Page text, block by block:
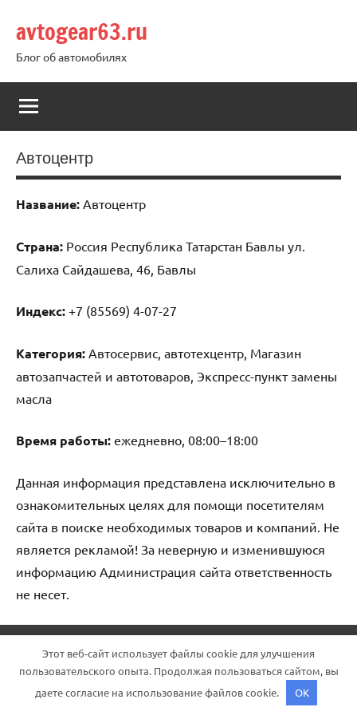
содержимому
avtogear63.ru
Блог об автомобилях
Автоцентр
Название: Автоцентр
Страна: Россия Республика Татарстан Бавлы ул.
Салиха Сайдашева, 46, Бавлы
Индекс: +7 (85569) 4-07-27
Категория: Автосервис, автотехцентр, Магазин
автозапчастей и автотоваров, Экспресс-пункт замены
масла
Время работы: ежедневно, 08:00–18:00
Данная информация представлена исключительно в
ознакомительных целях для помощи посетителям
сайта в поиске необходимых товаров и компаний. Не
является рекламой! За неверную и изменившуюся
информацию Администрация сайта ответственность
не несет.
Этот веб-сайт использует файлы cookie для улучшения
пользовательского опыта. Продолжая пользоваться сайтом, вы
даете согласие на использование файлов cookie.
OK